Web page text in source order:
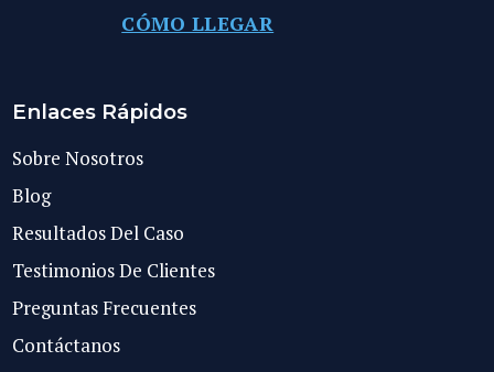
CÓMO LLEGAR
Enlaces Rápidos
Sobre Nosotros
Blog
Resultados Del Caso
Testimonios De Clientes
Preguntas Frecuentes
Contáctanos